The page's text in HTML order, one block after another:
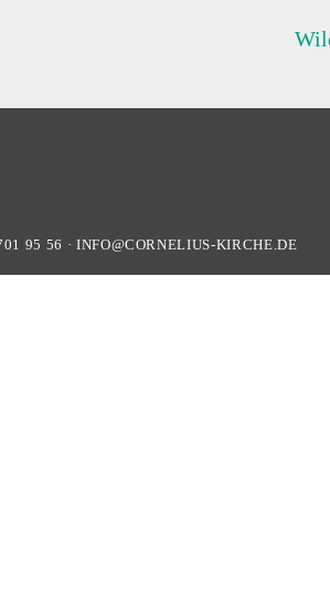
95 56 · INFO@CORNELIUS-KIRCHE.DE